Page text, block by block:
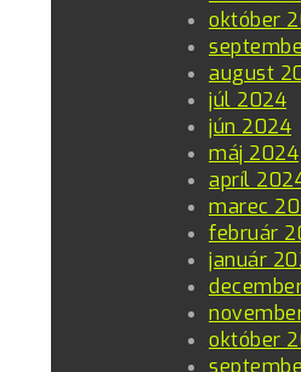
október
august
júl 2024
jún 2024
máj 2024
apríl
marec
február
január
október